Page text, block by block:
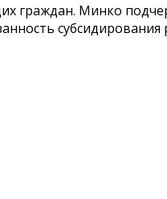
граждан. Минко
субсидирования